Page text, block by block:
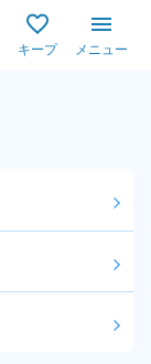
キープ メニュー
arrow_forward_ios
arrow_forward_ios
arrow_forward_ios